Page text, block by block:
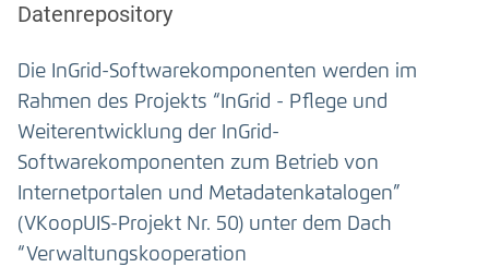
Datenrepository
Die InGrid-Softwarekomponenten werden im
Rahmen des Projekts “InGrid - Pflege und
Weiterentwicklung der InGrid-
Softwarekomponenten zum Betrieb von
Internetportalen und Metadatenkatalogen”
(VKoopUIS-Projekt Nr. 50) unter dem Dach
“Verwaltungskooperation